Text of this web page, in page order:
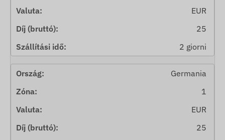
EUR
25
2 giorni
Germania
1
EUR
25